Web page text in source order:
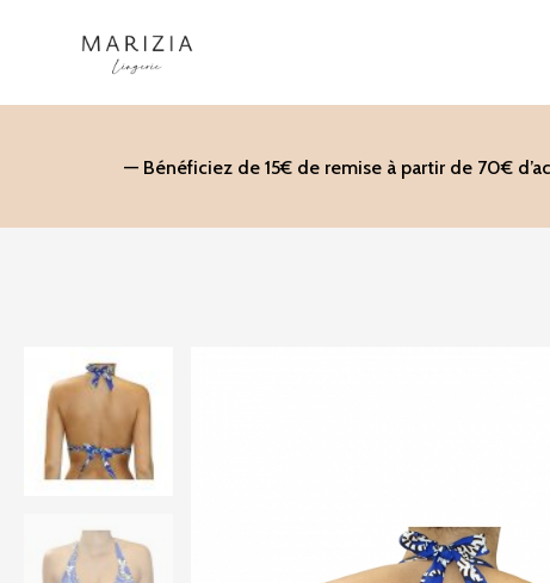
— Bénéficiez de 15€ de remise à partir de 70€